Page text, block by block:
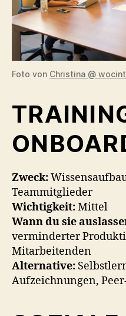
Foto von Christina @
Zweck:
Teammitglieder
Wichtigkeit:Mittel
Wann du sie
verminderter
Mitarbeitenden
Alternative:
Aufzeichnungen,